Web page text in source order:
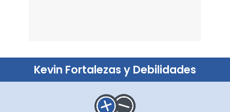
Kevin Fortalezas y Debilidades